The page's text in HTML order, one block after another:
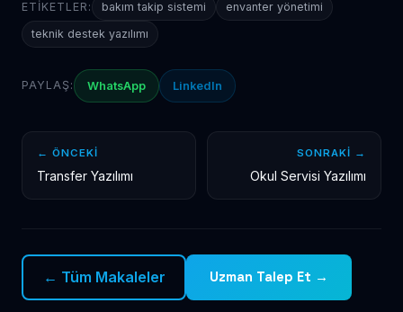
ETIKETLER: bakım takip sistemi
envanter yönetimi
teknik destek yazılımı
PAYLAŞ: WhatsApp LinkedIn
← ÖNCEKI
Transfer Yazılımı
SONRAKI →
Okul Servisi Yazılımı
← Tüm Makaleler Uzman Talep Et →